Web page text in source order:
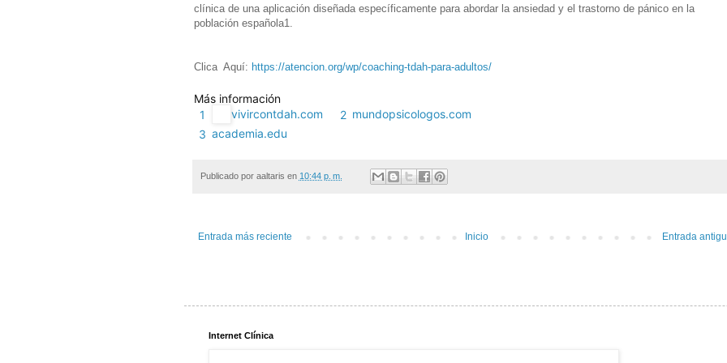
clínica de una aplicación diseñada específicamente para abordar la ansiedad y el trastorno de pánico en la
población española1.
Clica Aquí: https://atencion.org/wp/coaching-tdah-para-adultos/
Más información
1
vivircontdah.com 2 mundopsicologos.com
3 academia.edu
Publicado por aaltaris en 10:44 p. m.
Entrada más reciente Entrada
Inicio
Internet Clínica